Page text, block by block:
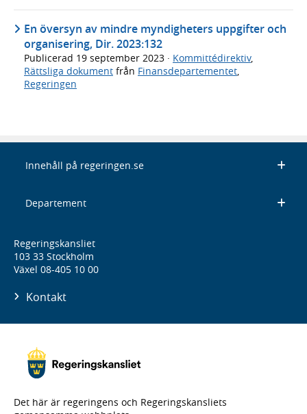
En översyn av mindre myndigheters uppgifter och
organisering, Dir. 2023:132
Publicerad 19 september 2023 · Kommittédirektiv,
Rättsliga dokument från Finansdepartementet
Regeringen
Innehåll på regeringen.se
Departement
Regeringskansliet
103 33 Stockholm
Växel 08-405 10 00
Kontakt
Det här är regeringens och Regeringskansliets